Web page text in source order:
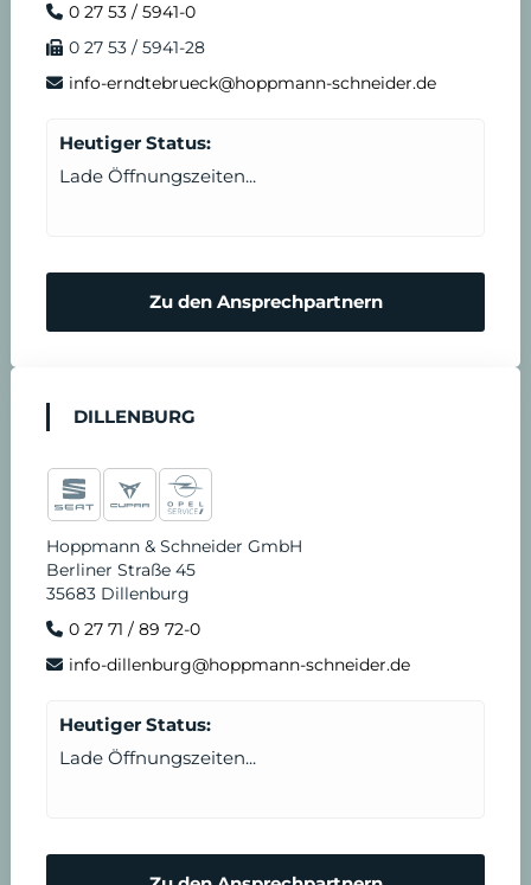
0 27 53 / 5941-0
0 27 53 / 5941-28
info-erndtebrueck@hoppmann-schneider.de
Heutiger Status:
Lade Öffnungszeiten...
Zu den Ansprechpartnern
DILLENBURG
Hoppmann & Schneider GmbH
Berliner Straße 45
35683 Dillenburg
0 27 71 / 89 72-0
info-dillenburg@hoppmann-schneider.de
Heutiger Status:
Lade Öffnungszeiten...